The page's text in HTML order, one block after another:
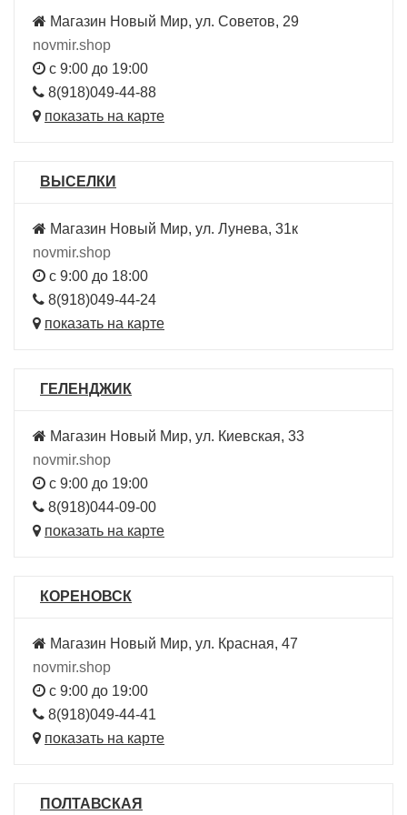
Магазин Новый Мир, ул. Советов, 29
novmir.shop
с 9:00 до 19:00
8(918)049-44-88
показать на карте
ВЫСЕЛКИ
Магазин Новый Мир, ул. Лунева, 31к
novmir.shop
с 9:00 до 18:00
8(918)049-44-24
показать на карте
ГЕЛЕНДЖИК
Магазин Новый Мир, ул. Киевская, 33
novmir.shop
с 9:00 до 19:00
8(918)044-09-00
показать на карте
КОРЕНОВСК
Магазин Новый Мир, ул. Красная, 47
novmir.shop
с 9:00 до 19:00
8(918)049-44-41
показать на карте
ПОЛТАВСКАЯ